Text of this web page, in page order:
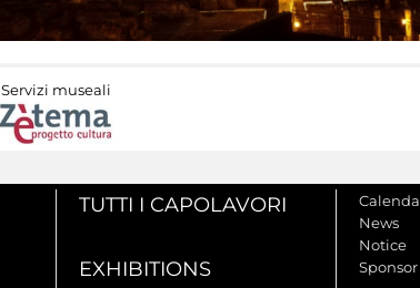
Servizi museali
TUTTI I CAPOLAVORI
EXHIBITIONS
News
Notice
Sponsor